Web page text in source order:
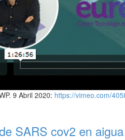
9 Abril 2020: https://vimeo.com/
SARS cov2 en